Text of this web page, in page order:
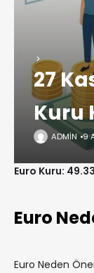
27
Kuru
ADMIN 9
Euro Kuru:
Euro
Euro Neden